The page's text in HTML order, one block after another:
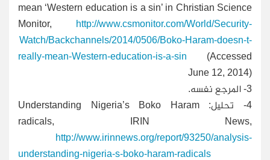
mean ‘Western education is a sin’ in Christian Science
Monitor,
http://www.csmonitor.com/World/Security-
Watch/Backchannels/2014/0506/Boko-Haram-doesn-t-
really-mean-Western-education-is-a-sin (Accessed
June 12, 2014)
3- المرجع نفسه.
4-
تحليل: Understanding Nigeria’s Boko Haram
radicals, IRIN News,
http://www.irinnews.org/report/93250/analysis-
understanding-nigeria-s-boko-haram-radicals